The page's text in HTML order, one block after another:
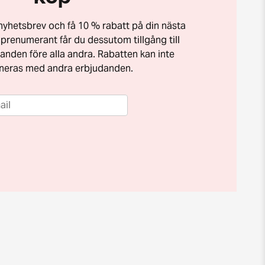
och få 10 % rabatt på din nästa
får du dessutom tillgång till
före alla andra. Rabatten kan inte
med andra erbjudanden.